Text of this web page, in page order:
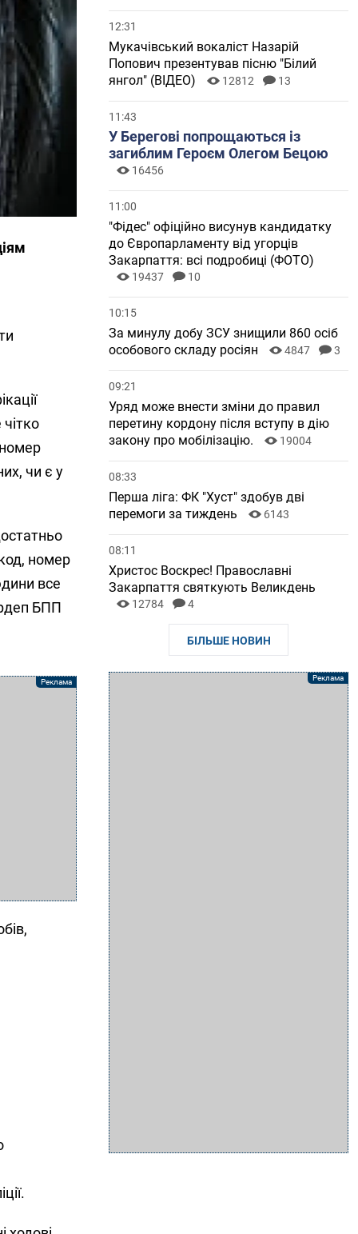
чи є у
номер
все
БПП
12:31
Мукачівський вокаліст Назарій
Попович презентував пісню "Білий
янгол" (ВІДЕО)
12812 13
11:43
У Берегові попрощаються із
загиблим Героєм Олегом Бецою
16456
11:00
"Фідес" офіційно висунув кандидатку
до Європарламенту від угорців
Закарпаття: всі подробиці (ФОТО)
19437 10
10:15
За минулу добу ЗСУ знищили 860 осіб
особового складу росіян
4847 3
09:21
Уряд може внести зміни до правил
перетину кордону після вступу в дію
закону про мобілізацію.
19004
08:33
Перша ліга: ФК "Хуст" здобув дві
перемоги за тиждень
6143
08:11
Христос Воскрес! Православні
Закарпаття святкують Великдень
12784 4
БІЛЬШЕ НОВИН